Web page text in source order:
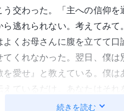
交わった。「主への信仰
逃れられない。考えてみ
くお母さんに腹を立てて
くれなかった。翌日、僕は
を愛せ』と教えている。僕
えているだけ。あなたはそ
っているのではないだろう
続きを読む